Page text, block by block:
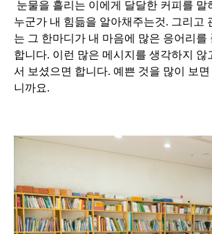
눈물을 흘리는 이에게 달달한 커피를 말
누군가 내 힘듦을 알아채주는것. 그리고
는 그 한마디가 내 마음에 많은 응어리를
합니다. 이런 많은 메시지를 생각하지 않
서 보셨으면 합니다. 예쁜 것을 많이 보면
니까요.